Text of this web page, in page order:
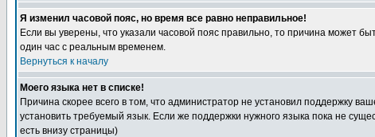
Я изменил часовой пояс, но время все равно неправильное!
Если вы уверены, что указали часовой пояс правильно, то причина может
один час с реальным временем.
Вернуться к началу
Моего языка нет в списке!
Причина скорее всего в том, что администратор не установил поддержку
установить требуемый язык. Если же поддержки нужного языка пока не
есть внизу страницы)